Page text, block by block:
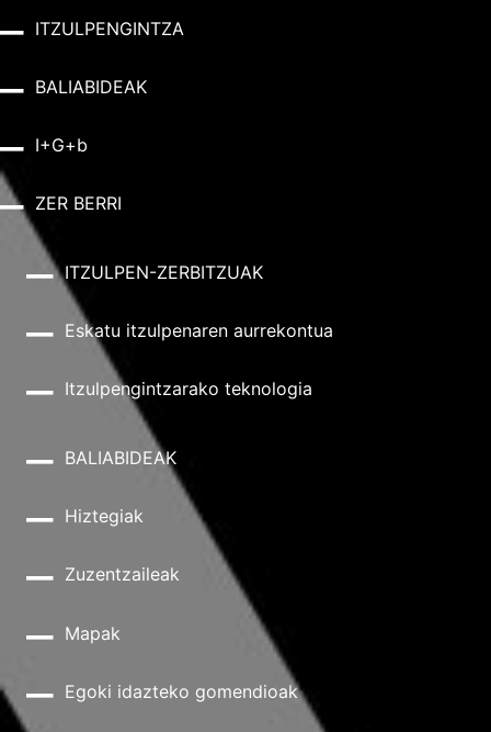
ITZULPENGINTZA
BALIABIDEAK
I+G+b
ZER BERRI
ITZULPEN-ZERBITZUAK
Eskatu itzulpenaren aurrekontua
Itzulpengintzarako teknologia
BALIABIDEAK
Hiztegiak
Zuzentzaileak
Mapak
Egoki idazteko gomendioak